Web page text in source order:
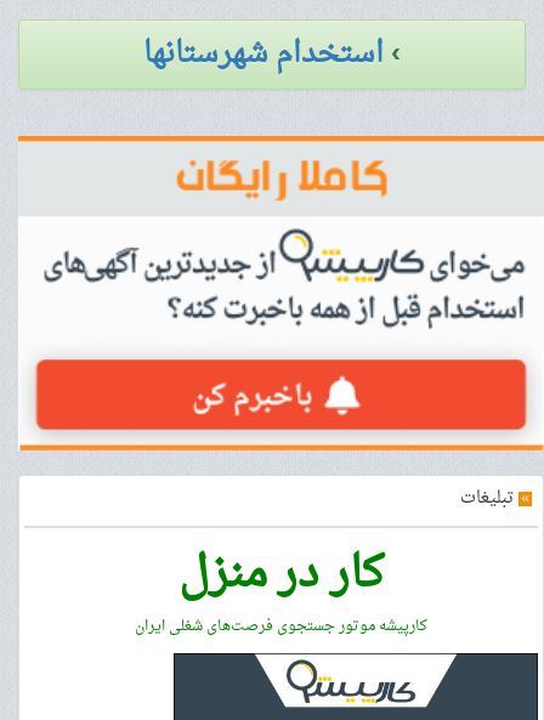
›استخدام شهرستانها
» تبلیغات
کار در منزل
کارپیشه موتور جستجوی فرصت‌های شغلی ایران